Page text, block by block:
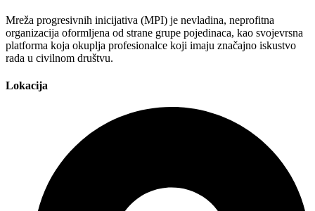
Mreža progresivnih inicijativa (MPI) je nevladina, neprofitna
organizacija oformljena od strane grupe pojedinaca, kao svojevrsna
platforma koja okuplja profesionalce koji imaju značajno iskustvo
rada u civilnom društvu.
Lokacija